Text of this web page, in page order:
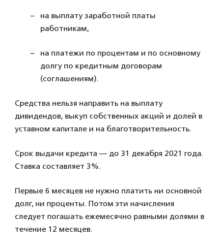
на выплату заработной платы
работникам,
на платежи по процентам и по основному
долгу по кредитным договорам
(соглашениям).
Средства нельзя направить на выплату
дивидендов, выкуп собственных акций и долей в
уставном капитале и на благотворительность.
Срок выдачи кредита — до 31 декабря 2021 года.
Ставка составляет 3%.
Первые 6 месяцев не нужно платить ни основной
долг, ни проценты. Потом эти начисления
следует погашать ежемесячно равными долями в
течение 12 месяцев.